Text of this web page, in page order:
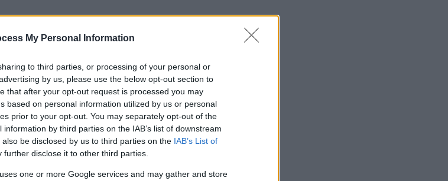
My Personal Information
to third parties, or processing of your personal or
by us, please use the below opt-out section to
that after your opt-out request is processed you may
based on personal information utilized by us or personal
prior to your opt-out. You may separately opt-out of the
by third parties on the IAB’s list of downstream
be disclosed by us to third parties on the IAB’s List of
further disclose it to other third parties.
one or more Google services and may gather and store